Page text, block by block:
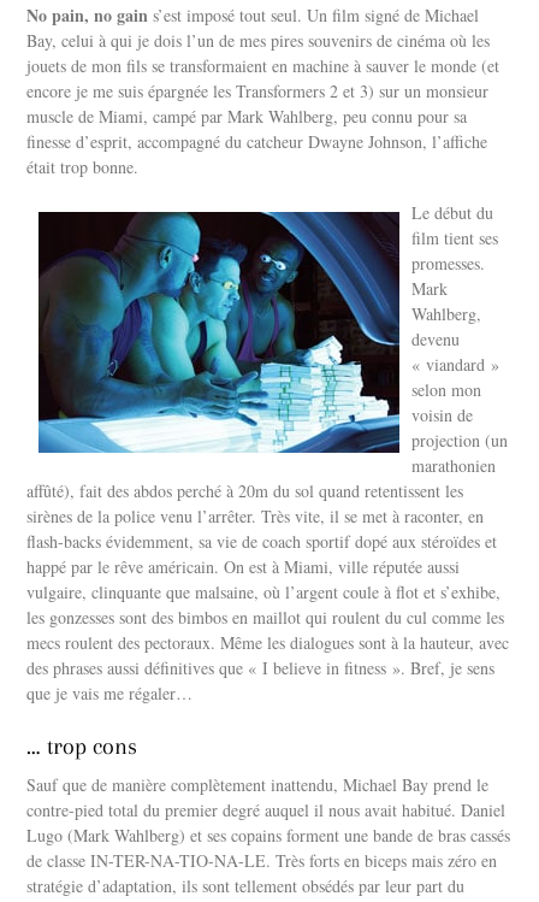
No pain, no gain s’est imposé tout seul. Un film signé de Michael
Bay, celui à qui je dois l’un de mes pires souvenirs de cinéma où les
jouets de mon fils se transformaient en machine à sauver le monde (et
encore je me suis épargnée les Transformers 2 et 3) sur un monsieur
muscle de Miami, campé par Mark Wahlberg, peu connu pour sa
finesse d’esprit, accompagné du catcheur Dwayne Johnson, l’affiche
était trop bonne.
Le début du
film tient ses
promesses.
Mark
Wahlberg,
devenu
« viandard »
selon mon
voisin de
projection (un
marathonien
affûté), fait des abdos perché à 20m du sol quand retentissent les
sirènes de la police venu l’arrêter. Très vite, il se met à raconter, en
flash-backs évidemment, sa vie de coach sportif dopé aux stéroïdes et
happé par le rêve américain. On est à Miami, ville réputée aussi
vulgaire, clinquante que malsaine, où l’argent coule à flot et s’exhibe,
les gonzesses sont des bimbos en maillot qui roulent du cul comme les
mecs roulent des pectoraux. Même les dialogues sont à la hauteur, avec
des phrases aussi définitives que « I believe in fitness ». Bref, je sens
que je vais me régaler…
… trop cons
Sauf que de manière complètement inattendu, Michael Bay prend le
contre-pied total du premier degré auquel il nous avait habitué. Daniel
Lugo (Mark Wahlberg) et ses copains forment une bande de bras cassés
de classe IN-TER-NA-TIO-NA-LE. Très forts en biceps mais zéro en
stratégie d’adaptation, ils sont tellement obsédés par leur part du